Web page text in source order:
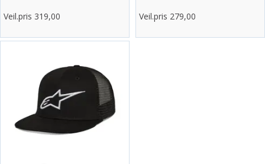
Veil.pris 319,00 Veil.pris 279,00